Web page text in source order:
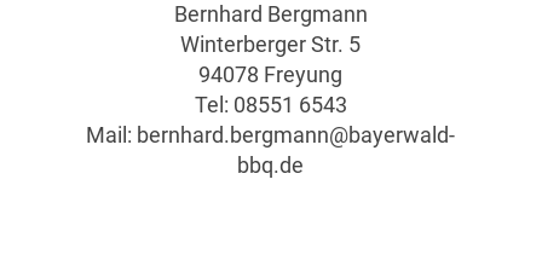
Bernhard Bergmann
Winterberger Str. 5
94078 Freyung
Tel: 08551 6543
Mail: bernhard.bergmann@bayerwald-
bbq.de